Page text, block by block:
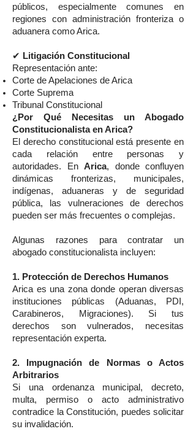
públicos, especialmente comunes en
regiones con administración fronteriza o
aduanera como Arica.
✔ Litigación Constitucional
Representación ante:
Corte de Apelaciones de Arica
Corte Suprema
Tribunal Constitucional
¿Por Qué Necesitas un Abogado
Constitucionalista en Arica?
El derecho constitucional está presente en
cada relación entre personas y
autoridades. En Arica, donde confluyen
dinámicas fronterizas, municipales,
indígenas, aduaneras y de seguridad
pública, las vulneraciones de derechos
pueden ser más frecuentes o complejas.
Algunas razones para contratar un
abogado constitucionalista incluyen:
1. Protección de Derechos Humanos
Arica es una zona donde operan diversas
instituciones públicas (Aduanas, PDI,
Carabineros, Migraciones). Si tus
derechos son vulnerados, necesitas
representación experta.
2. Impugnación de Normas o Actos
Arbitrarios
Si una ordenanza municipal, decreto,
multa, permiso o acto administrativo
contradice la Constitución, puedes solicitar
su invalidación.